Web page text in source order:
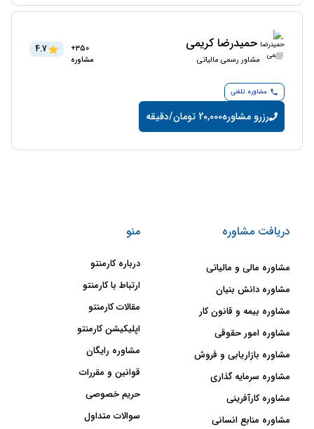
حمیدرضا کریمی
مشاور رسمی مالیاتی
350+
مشاوره
4.7
مشاوره تلفنی
رزرو مشاوره20,000 تومان/دقیقه
دریافت مشاوره
مشاوره مالی و مالیاتی
مشاوره دانش بنیان
مشاوره بیمه و قانون کار
مشاوره امور حقوقی
مشاوره بازاریابی و فروش
مشاوره سرمایه گذاری
مشاوره کارآفرینی
مشاوره منابع انسانی
منو
درباره کارمنتو
ارتباط با کارمنتو
مقالات کارمنتو
اپلیکیشن کارمنتو
مشاوره رایگان
قوانین و مقررات
حریم خصوصی
سوالات متداول